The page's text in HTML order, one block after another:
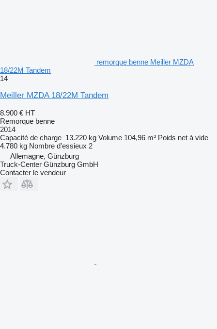
remorque benne Meiller MZDA
18/22M Tandem
14
Meiller MZDA 18/22M Tandem
8.900 € HT
Remorque benne
2014
Capacité de charge 13.220 kg Volume 104,96 m³ Poids net à vide
4.780 kg Nombre d'essieux 2
Allemagne, Günzburg
Truck-Center Günzburg GmbH
Contacter le vendeur